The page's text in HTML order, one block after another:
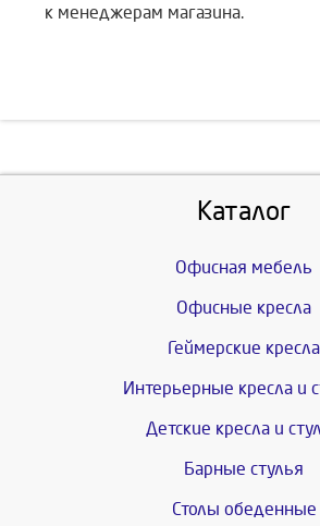
к менеджерам магазина.
Каталог
Офисная мебель
Офисные кресла
Геймерские кресла
Интерьерные кресла и
Детские кресла и
Барные стулья
Столы обеденные